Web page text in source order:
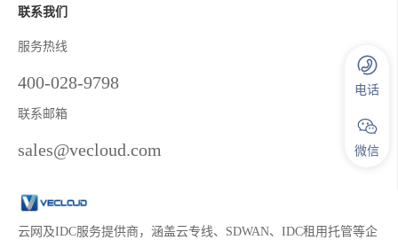
联系我们
服务热线
400-028-9798
联系邮箱
sales@vecloud.com
云网及IDC服务提供商，涵盖云专线、SDWAN、IDC租用托管等企
电话
微信